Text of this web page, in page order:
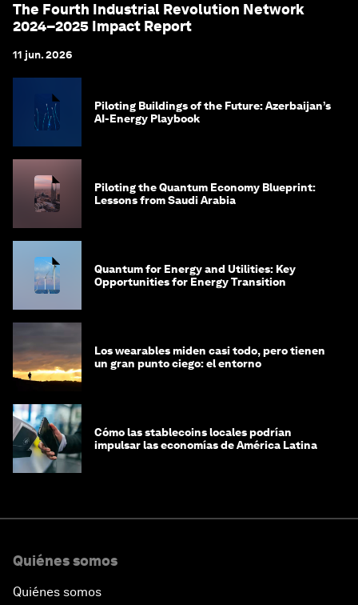
The Fourth Industrial Revolution Network
2024–2025 Impact Report
11 jun. 2026
Piloting Buildings of the Future: Azerbaijan’s
AI-Energy Playbook
Piloting the Quantum Economy Blueprint:
Lessons from Saudi Arabia
Quantum for Energy and Utilities: Key
Opportunities for Energy Transition
Los wearables miden casi todo, pero tienen
un gran punto ciego: el entorno
Cómo las stablecoins locales podrían
impulsar las economías de América Latina
Quiénes somos
Quiénes somos